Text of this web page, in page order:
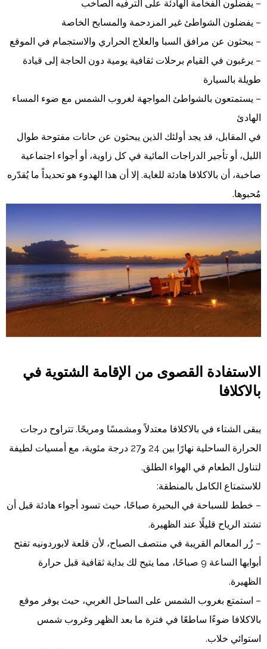
– يفضلون الفخامة الهادئة على الترفيه الصاخب
– يفضلون الشواطئ غير المزدحمة والمسابح الخاصة
– يبحثون عن مرافق السبا والعلاج الحراري والاستجمام في الموقع
– يرغبون في القيام برحلات ثقافية يومية دون الحاجة إلى قيادة
طويلة بالسيارة
– يستمتعون بالشواطئ المواجهة لغروب الشمس مع ضوء المساء
الهادئ
في المقابل، قد يجد أولئك الذين يبحثون عن حانات مفتوحة طوال
الليل، أو تأجير الدراجات المائية في كل زاوية، أو أجواء اجتماعية
صاخبة، أن بالاكلافا هادئة للغاية. إلا أن هذا الهدوء هو تحديداً ما يُقدّره
مُحبوها.
الاستفادة القصوى من الإقامة الشتوية في
بالاكلافا
يبقى الشتاء في بالاكلافا معتدلاً ومشمسًا ومريحًا. تتراوح درجات
الحرارة الساحلية نهارًا بين 24 و27 درجة مئوية، مع أمسيات لطيفة
لتناول الطعام في الهواء الطلق.
للاستمتاع الكامل بالمنطقة:
– خطط للسباحة في البحيرة صباحًا، حيث تسود أجواء هادئة قبل أن
تشتد الرياح قليلًا عند الظهيرة.
– زُر المعالم القريبة في منتصف الصباح، لأن قلعة لابوردونيه تفتح
أبوابها الساعة 9 صباحًا، مما يتيح لك بداية ثقافية قبل حرارة
الظهيرة.
– استمتع بغروب الشمس على الساحل الغربي، حيث يوفر موقع
بالاكلافا ضوءًا ساطعًا في فترة ما بعد الظهر وغروب شمس
استوائي خلاب.